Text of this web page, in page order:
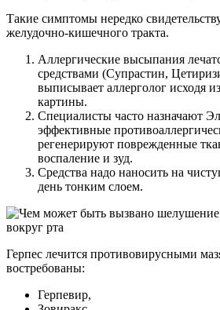
Такие симптомы нередко
желудочно-кишечного тракта.
Аллергические высыпания
средствами (Супрастин,
выписывает аллерголог исходя
картины.
Специалисты часто назначают
эффективные
регенерируют поврежденные
воспаление и зуд.
Средства надо наносить на
день тонким слоем.
Герпес лечится противовирусными
востребованы:
Герпевир,